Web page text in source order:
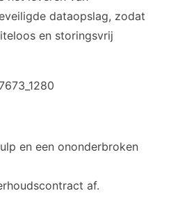
dataopslag, zodat
en storingsvrij
en een ononderbroken
af.